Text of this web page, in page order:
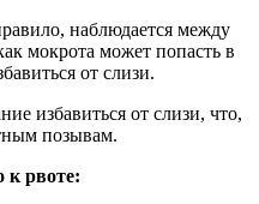
наблюдается между
мокрота может попасть в
от слизи.
избавиться от слизи, что,
позывам.
рвоте: